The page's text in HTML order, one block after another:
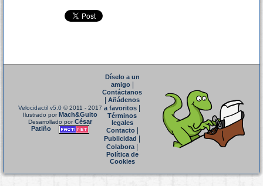
Velocidactil v5.0 © 2011 - 2017
Ilustrado porMach&Guito
Desarrollado porCésar
Patiño
Díselo a un
amigo|
Contáctanos
Añádenos
a favoritos
Términos
legales
Contacto|
Publicidad
Colabora|
Política de
Cookies